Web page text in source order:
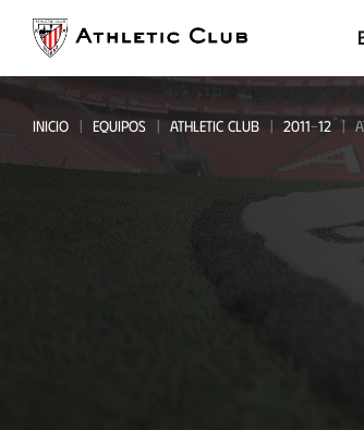
contenido
principal
INICIO EQUIPOS ATHLETIC CLUB 2011-12